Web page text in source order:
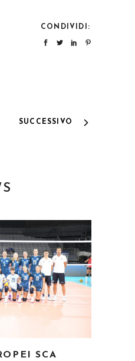
CONDIVIDI:
SUCCESSIVO
SCA